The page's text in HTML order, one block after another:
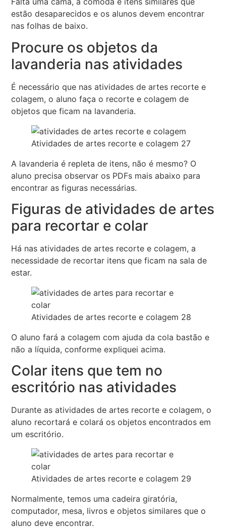
estão desaparecidos e os alunos devem encontrar
nas folhas de baixo.
Procure os objetos da
lavanderia nas atividades
É necessário que nas atividades de artes recorte e
colagem, o aluno faça o recorte e colagem de
objetos que ficam na lavanderia.
Atividades de artes recorte e colagem 27
A lavanderia é repleta de itens, não é mesmo? O
aluno precisa observar os PDFs mais abaixo para
encontrar as figuras necessárias.
Figuras de atividades de artes
para recortar e colar
Há nas atividades de artes recorte e colagem, a
necessidade de recortar itens que ficam na sala de
estar.
Atividades de artes recorte e colagem 28
O aluno fará a colagem com ajuda da cola bastão e
não a líquida, conforme expliquei acima.
Colar itens que tem no
escritório nas atividades
Durante as atividades de artes recorte e colagem, o
aluno recortará e colará os objetos encontrados em
um escritório.
Atividades de artes recorte e colagem 29
Normalmente, temos uma cadeira giratória,
computador, mesa, livros e objetos similares que o
aluno deve encontrar.